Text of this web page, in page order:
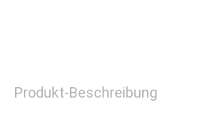
IN
Produkt-Beschreibung